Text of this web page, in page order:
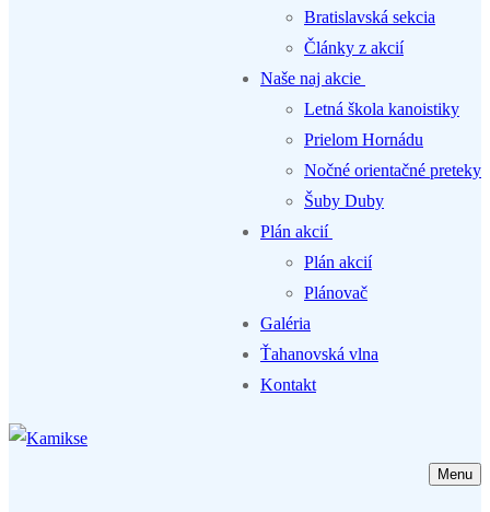
Bratislavská sekcia
Články z akcií
Naše naj akcie
Letná škola kanoistiky
Prielom Hornádu
Nočné orientačné preteky
Šuby Duby
Plán akcií
Plán akcií
Plánovač
Galéria
Ťahanovská vlna
Kontakt
Menu